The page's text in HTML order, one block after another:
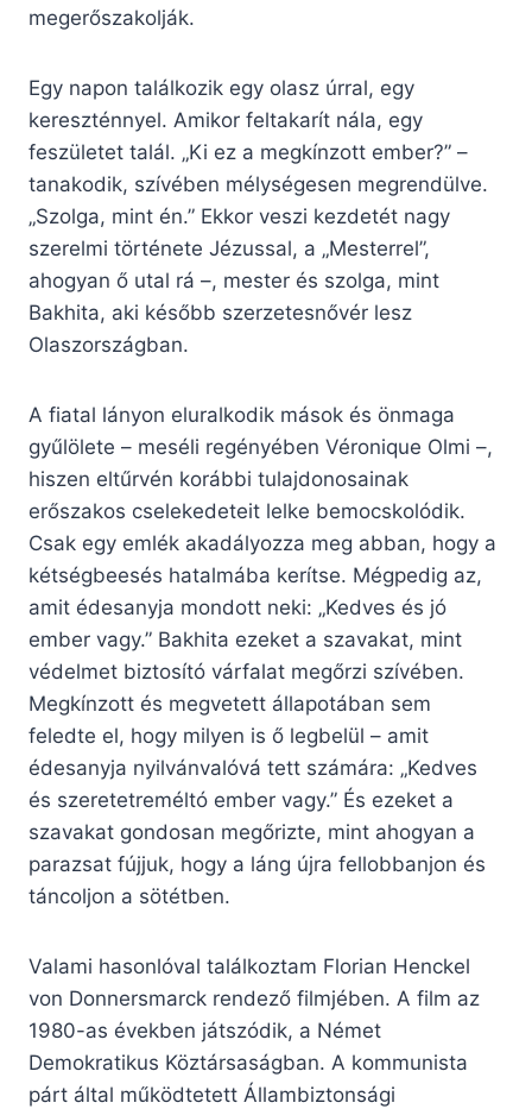
megerőszakolják.
Egy napon találkozik egy olasz úrral, egy
kereszténnyel. Amikor feltakarít nála, egy
feszületet talál. „Ki ez a megkínzott ember?” –
tanakodik, szívében mélységesen megrendülve.
„Szolga, mint én.” Ekkor veszi kezdetét nagy
szerelmi története Jézussal, a „Mesterrel”,
ahogyan ő utal rá –, mester és szolga, mint
Bakhita, aki később szerzetesnővér lesz
Olaszországban.
A fiatal lányon eluralkodik mások és önmaga
gyűlölete – meséli regényében Véronique Olmi –,
hiszen eltűrvén korábbi tulajdonosainak
erőszakos cselekedeteit lelke bemocskolódik.
Csak egy emlék akadályozza meg abban, hogy a
kétségbeesés hatalmába kerítse. Mégpedig az,
amit édesanyja mondott neki: „Kedves és jó
ember vagy.” Bakhita ezeket a szavakat, mint
védelmet biztosító várfalat megőrzi szívében.
Megkínzott és megvetett állapotában sem
feledte el, hogy milyen is ő legbelül – amit
édesanyja nyilvánvalóvá tett számára: „Kedves
és szeretetreméltó ember vagy.” És ezeket a
szavakat gondosan megőrizte, mint ahogyan a
parazsat fújjuk, hogy a láng újra fellobbanjon és
táncoljon a sötétben.
Valami hasonlóval találkoztam Florian Henckel
von Donnersmarck rendező filmjében. A film az
1980-as években játszódik, a Német
Demokratikus Köztársaságban. A kommunista
párt által működtetett Állambiztonsági